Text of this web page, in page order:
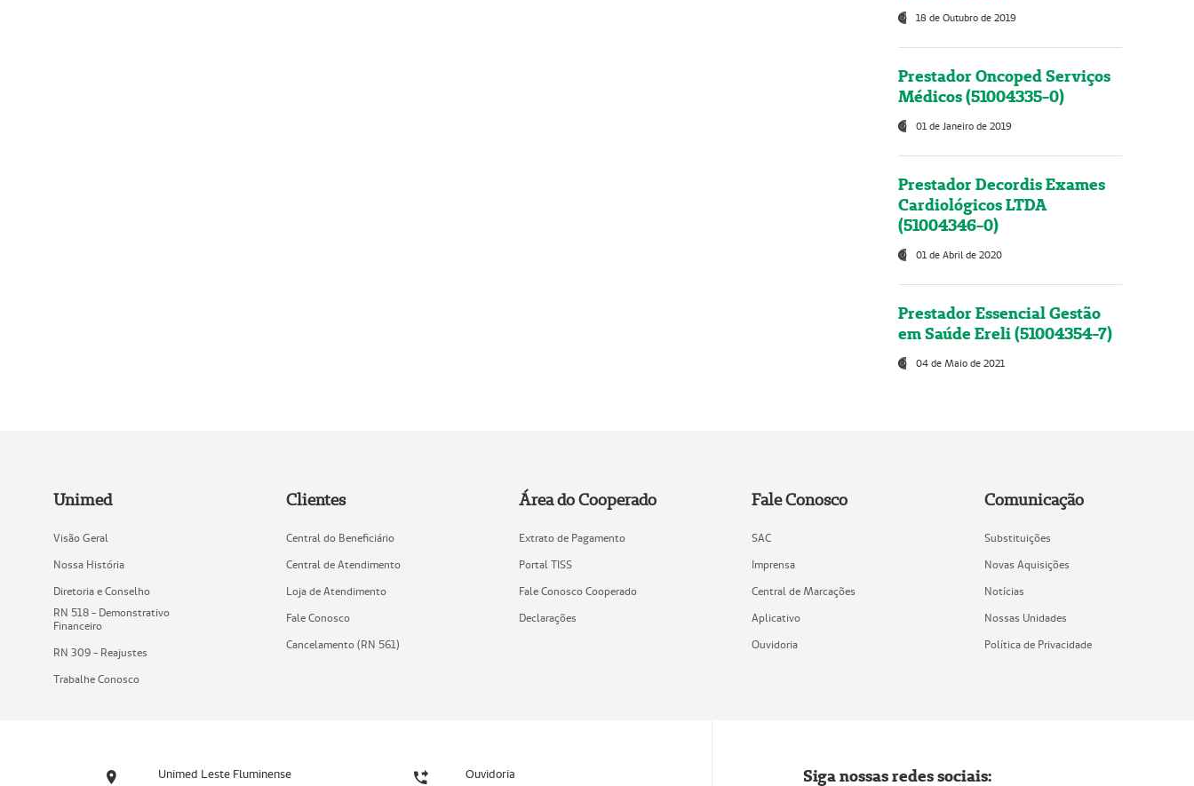
18 de Outubro de 2019
Prestador Oncoped Serviços
Médicos (51004335-0)
01 de Janeiro de 2019
Prestador Decordis Exames
Cardiológicos LTDA
(51004346-0)
01 de Abril de 2020
Prestador Essencial Gestão
em Saúde Ereli (51004354-7)
04 de Maio de 2021
Unimed
Visão Geral
Nossa História
Diretoria e Conselho
RN 518 - Demonstrativo
Financeiro
RN 309 - Reajustes
Trabalhe Conosco
Clientes
Central do Beneficiário
Central de Atendimento
Loja de Atendimento
Fale Conosco
Cancelamento (RN 561)
Área do Cooperado
Extrato de Pagamento
Portal TISS
Fale Conosco Cooperado
Declarações
Fale Conosco
SAC
Imprensa
Central de Marcações
Aplicativo
Ouvidoria
Comunicação
Substituições
Novas Aquisições
Notícias
Nossas Unidades
Política de Privacidade
Unimed Leste Fluminense Ouvidoria Siga nossas redes sociais: